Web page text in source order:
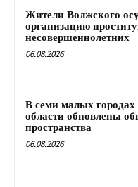
Жители Волжского
организацию
несовершеннолетних
06.08.2026
В семи малых городах
области обновлены
пространства
06.08.2026